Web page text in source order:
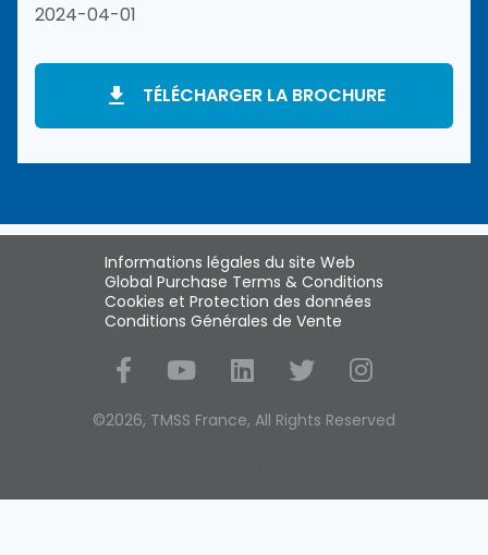
2024-04-01
TÉLÉCHARGER LA BROCHURE
Informations légales du site Web
Global Purchase Terms & Conditions
Cookies et Protection des données
Conditions Générales de Vente
Social Media
©2026, TMSS France, All Rights Reserved